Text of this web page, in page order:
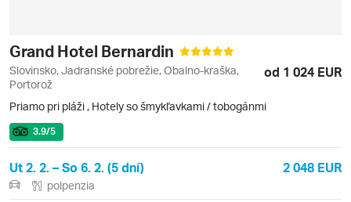
Grand Hotel Bernardin
Slovinsko, Jadranské pobrežie, Obalno-kraška,
Portorož
od 1 024 EUR
Priamo pri pláži , Hotely so šmykľavkami / tobogánmi
3.9/5
Ut 2. 2. – So 6. 2. (5 dní) 2 048 EUR
polpenzia